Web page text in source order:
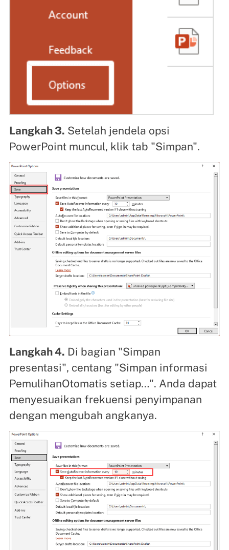
Langkah 3. Setelah jendela opsi
PowerPoint muncul, klik tab "Simpan".
Langkah 4. Di bagian "Simpan
presentasi", centang "Simpan informasi
PemulihanOtomatis setiap…". Anda dapat
menyesuaikan frekuensi penyimpanan
dengan mengubah angkanya.